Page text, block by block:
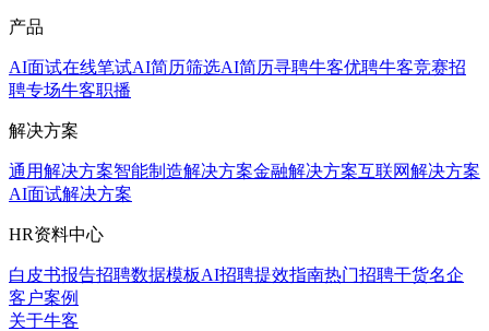
产品
AI面试在线笔试AI简历筛选AI简历寻聘牛客优聘牛客竞赛招
聘专场牛客职播
解决方案
通用解决方案智能制造解决方案金融解决方案互联网解决方案
AI面试解决方案
HR资料中心
白皮书报告招聘数据模板AI招聘提效指南热门招聘干货名企
客户案例
关于牛客